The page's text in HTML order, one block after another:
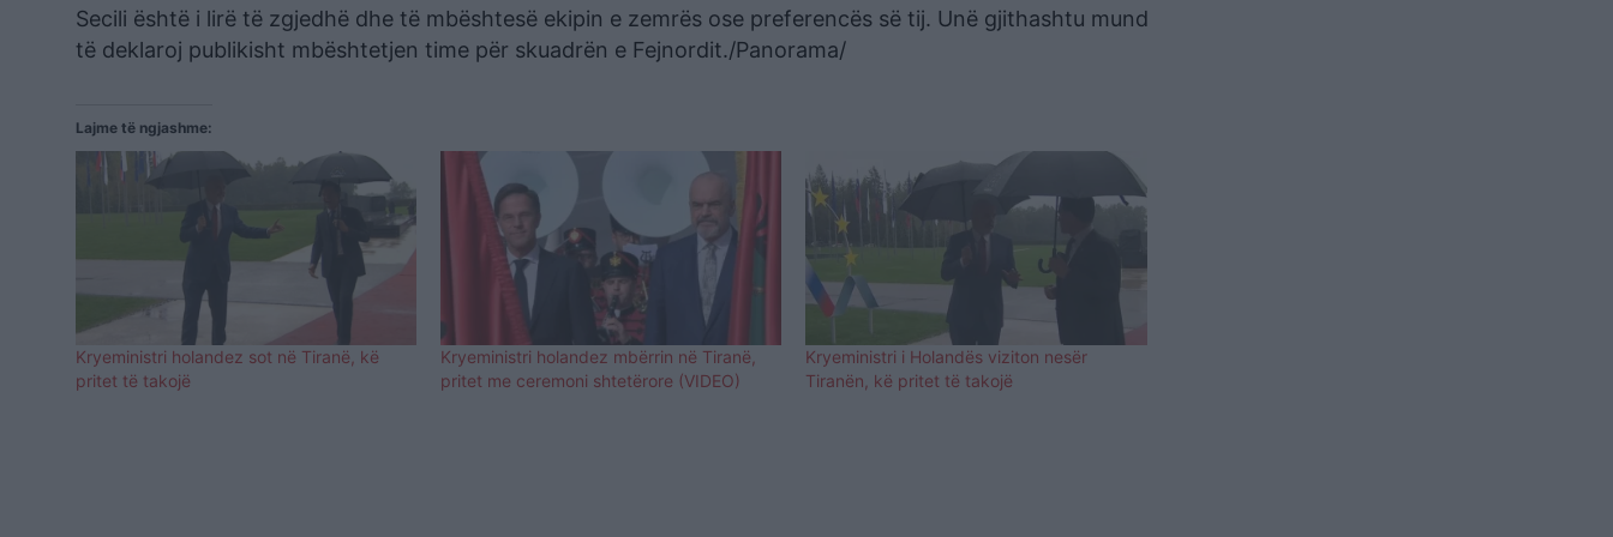
Secili është i lirë të zgjedhë dhe të mbështesë ekipin e zemrës ose preferencës së tij. Unë gjithashtu mund
të deklaroj publikisht mbështetjen time për skuadrën e Fejnordit./Panorama/
Lajme të ngjashme:
Kryeministri holandez sot në Tiranë, kë
pritet të takojë
Kryeministri holandez mbërrin në Tiranë,
pritet me ceremoni shtetërore (VIDEO)
Kryeministri i Holandës viziton nesër
Tiranën, kë pritet të takojë